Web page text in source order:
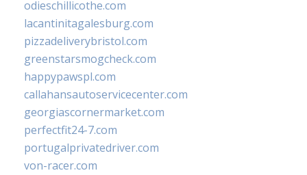
odieschillicothe.com
lacantinitagalesburg.com
pizzadeliverybristol.com
greenstarsmogcheck.com
happypawspl.com
callahansautoservicecenter.com
georgiascornermarket.com
perfectfit24-7.com
portugalprivatedriver.com
von-racer.com